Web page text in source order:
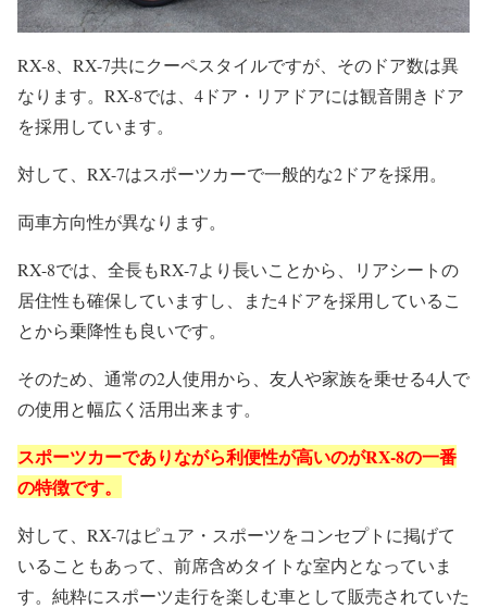
RX-8、RX-7共にクーペスタイルですが、そのドア数は異
なります。RX-8では、4ドア・リアドアには観音開きドア
を採用しています。
対して、RX-7はスポーツカーで一般的な2ドアを採用。
両車方向性が異なります。
RX-8では、全長もRX-7より長いことから、リアシートの
居住性も確保していますし、また4ドアを採用しているこ
とから乗降性も良いです。
そのため、通常の2人使用から、友人や家族を乗せる4人で
の使用と幅広く活用出来ます。
スポーツカーでありながら利便性が高いのがRX-8の一番
の特徴です。
対して、RX-7はピュア・スポーツをコンセプトに掲げて
いることもあって、前席含めタイトな室内となっていま
す。純粋にスポーツ走行を楽しむ車として販売されていた